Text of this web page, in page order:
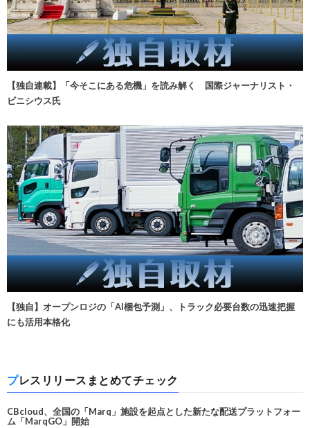
【独自連載】「今そこにある危機」を読み解く 国際ジャーナリスト・
ビニシウス氏
【独自】オープンロジの「AI梱包予測」、トラック必要台数の迅速把握
にも活用本格化
プレスリリースまとめてチェック
CBcloud、全国の「Marq」施設を起点とした新たな配送プラットフォー
ム「MarqGO」開始